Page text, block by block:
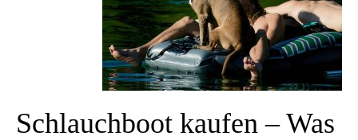
Schlauchboot kaufen – Was